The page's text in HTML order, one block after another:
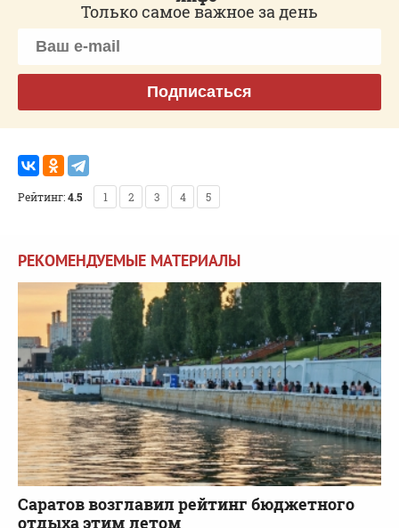
Только самое важное за день
Подписаться
Рейтинг:4.5 1 2 3 4 5
РЕКОМЕНДУЕМЫЕ МАТЕРИАЛЫ
Саратов возглавил рейтинг бюджетного
отдыха этим летом